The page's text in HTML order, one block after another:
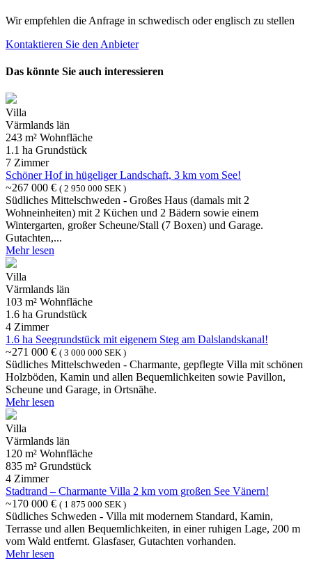
Wir empfehlen die Anfrage in schwedisch oder englisch zu stellen
Kontaktieren Sie den Anbieter
Das könnte Sie auch interessieren
Villa
Värmlands län
243 m² Wohnfläche
1.1 ha Grundstück
7 Zimmer
Schöner Hof in hügeliger Landschaft, 3 km vom See!
~267 000 € ( 2 950 000 SEK )
Südliches Mittelschweden - Großes Haus (damals mit 2
Wohneinheiten) mit 2 Küchen und 2 Bädern sowie einem
Wintergarten, großer Scheune/Stall (7 Boxen) und Garage.
Gutachten,...
Mehr lesen
Villa
Värmlands län
103 m² Wohnfläche
1.6 ha Grundstück
4 Zimmer
1.6 ha Seegrundstück mit eigenem Steg am Dalslandskanal!
~271 000 € ( 3 000 000 SEK )
Südliches Mittelschweden - Charmante, gepflegte Villa mit schönen
Holzböden, Kamin und allen Bequemlichkeiten sowie Pavillon,
Scheune und Garage, in Ortsnähe.
Mehr lesen
Villa
Värmlands län
120 m² Wohnfläche
835 m² Grundstück
4 Zimmer
Stadtrand – Charmante Villa 2 km vom großen See Vänern!
~170 000 € ( 1 875 000 SEK )
Südliches Schweden - Villa mit modernem Standard, Kamin,
Terrasse und allen Bequemlichkeiten, in einer ruhigen Lage, 200 m
vom Wald entfernt. Glasfaser, Gutachten vorhanden.
Mehr lesen